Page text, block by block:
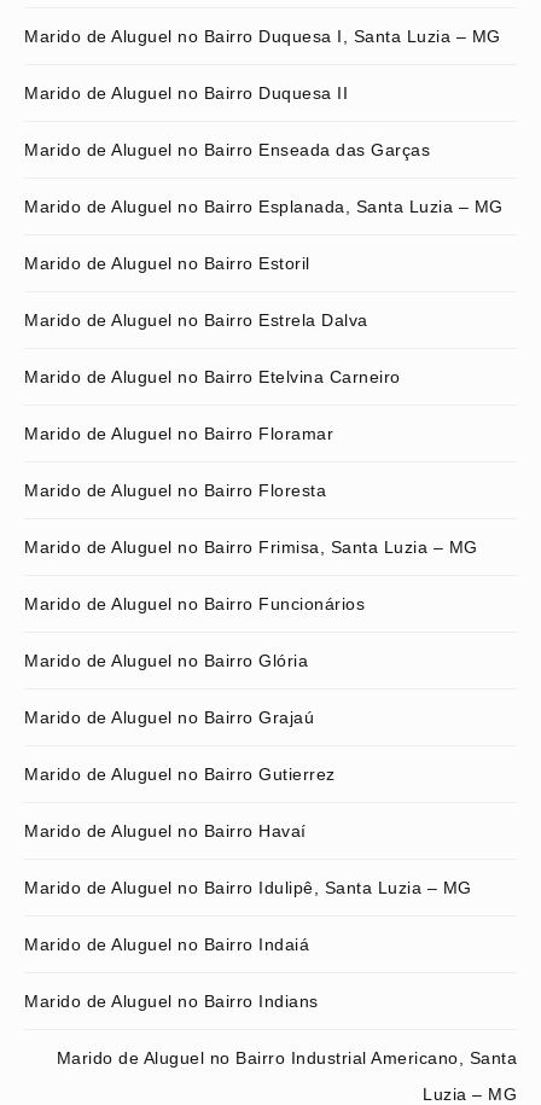
Marido de Aluguel no Bairro Duquesa I, Santa Luzia – MG
Marido de Aluguel no Bairro Duquesa II
Marido de Aluguel no Bairro Enseada das Garças
Marido de Aluguel no Bairro Esplanada, Santa Luzia – MG
Marido de Aluguel no Bairro Estoril
Marido de Aluguel no Bairro Estrela Dalva
Marido de Aluguel no Bairro Etelvina Carneiro
Marido de Aluguel no Bairro Floramar
Marido de Aluguel no Bairro Floresta
Marido de Aluguel no Bairro Frimisa, Santa Luzia – MG
Marido de Aluguel no Bairro Funcionários
Marido de Aluguel no Bairro Glória
Marido de Aluguel no Bairro Grajaú
Marido de Aluguel no Bairro Gutierrez
Marido de Aluguel no Bairro Havaí
Marido de Aluguel no Bairro Idulipê, Santa Luzia – MG
Marido de Aluguel no Bairro Indaiá
Marido de Aluguel no Bairro Indians
Marido de Aluguel no Bairro Industrial Americano, Santa
Luzia – MG